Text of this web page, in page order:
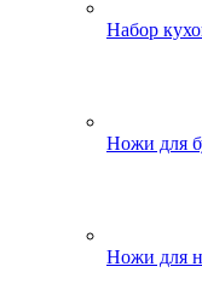
Набор
Ножи для
Ножи для